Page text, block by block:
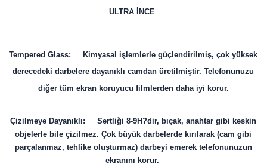
ULTRA İNCE
Tempered Glass: Kimyasal işlemlerle güçlendirilmiş, çok yüksek
derecedeki darbelere dayanıklı camdan üretilmiştir. Telefonunuzu
diğer tüm ekran koruyucu filmlerden daha iyi korur.
Çizilmeye Dayanıklı: Sertliği 8-9H?dir, bıçak, anahtar gibi keskin
objelerle bile çizilmez. Çok büyük darbelerde kırılarak (cam gibi
parçalanmaz, tehlike oluşturmaz) darbeyi emerek telefonunuzun
ekranını korur.